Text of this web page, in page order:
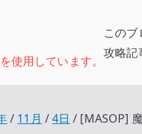
使用しています。
このブ
攻略記
11月 4日 [MASOP]